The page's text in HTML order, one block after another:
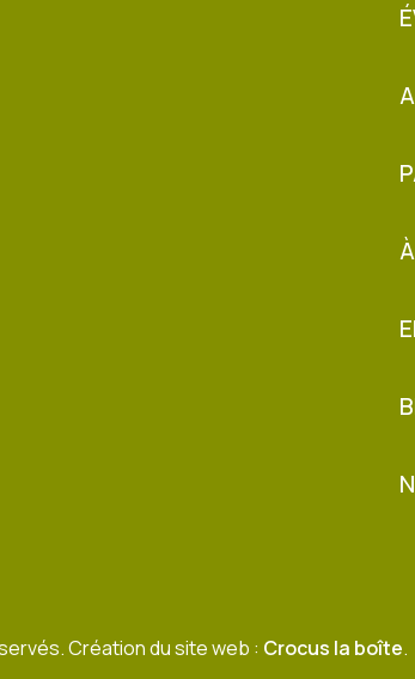
Création du site web : Crocus la boîte.